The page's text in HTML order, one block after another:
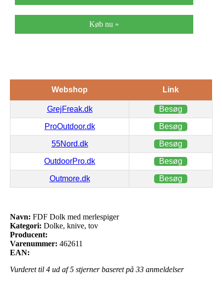
Køb nu »
Webshop Link
GrejFreak.dk Besøg
ProOutdoor.dk Besøg
55Nord.dk Besøg
OutdoorPro.dk Besøg
Outmore.dk Besøg
Navn: FDF Dolk med merlespiger
Kategori: Dolke, knive, tov
Producent:
Varenummer: 462611
EAN:
Vurderet til 4 ud af 5 stjerner baseret på 33 anmeldelser